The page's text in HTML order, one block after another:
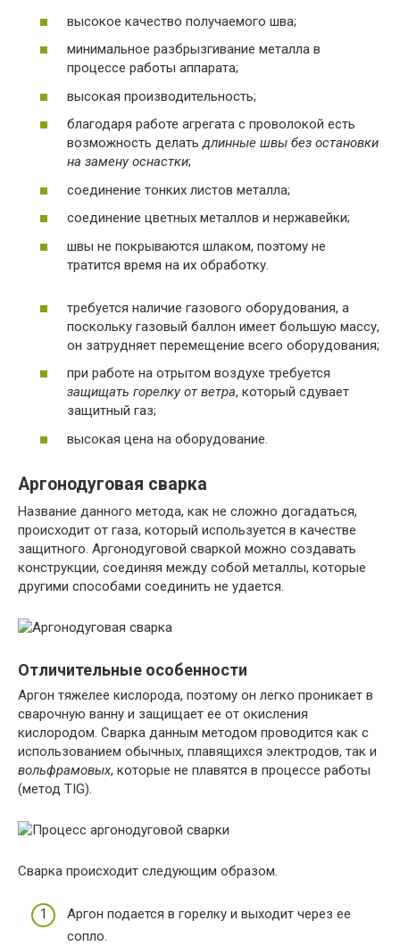
высокое качество получаемого шва;
минимальное разбрызгивание металла в
процессе работы аппарата;
высокая производительность;
благодаря работе агрегата с проволокой есть
возможность делатьдлинные швы без остановки
на замену оснастки;
соединение тонких листов металла;
соединение цветных металлов и нержавейки;
швы не покрываются шлаком, поэтому не
тратится время на их обработку.
требуется наличие газового оборудования, а
поскольку газовый баллон имеет большую массу,
он затрудняет перемещение всего оборудования;
при работе на отрытом воздухе требуется
защищать горелку от ветра, который сдувает
защитный газ;
высокая цена на оборудование.
Аргонодуговая сварка
Название данного метода, как не сложно догадаться,
происходит от газа, который используется в качестве
защитного. Аргонодуговой сваркой можно создавать
конструкции, соединяя между собой металлы, которые
другими способами соединить не удается.
Отличительные особенности
Аргон тяжелее кислорода, поэтому он легко проникает в
сварочную ванну и защищает ее от окисления
кислородом. Сварка данным методом проводится как с
использованием обычных, плавящихся электродов, так и
вольфрамовых, которые не плавятся в процессе работы
(метод TIG).
Сварка происходит следующим образом.
Аргон подается в горелку и выходит через ее
сопло.